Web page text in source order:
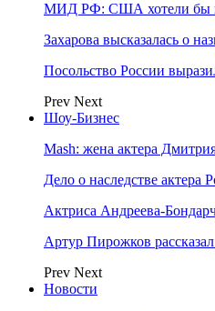
МИД РФ: США хотели бы
Захарова высказалась о
Посольство России
Prev Next
Шоу-Бизнес
Mash: жена актера
Дело о наследстве
Актриса Андреева-
Артур Пирожков
Prev Next
Новости